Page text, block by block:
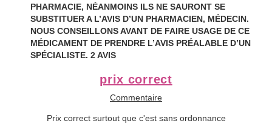
PHARMACIE, NÉANMOINS ILS NE SAURONT SE
SUBSTITUER A L’AVIS D’UN PHARMACIEN, MÉDECIN.
NOUS CONSEILLONS AVANT DE FAIRE USAGE DE CE
MÉDICAMENT DE PRENDRE L’AVIS PRÉALABLE D’UN
SPÉCIALISTE. 2 AVIS
prix correct
Commentaire
Prix correct surtout que c'est sans ordonnance